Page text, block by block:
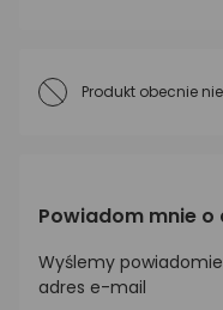
Produkt obecnie
Powiadom mnie
Wyślemy
adres e-mail